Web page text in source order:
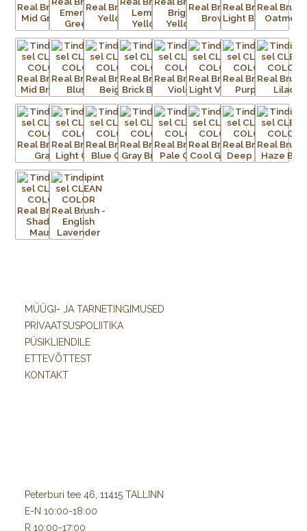
MÜÜGI- JA TARNETINGIMUSED
PRIVAATSUSPOLIITIKA
PÜSIKLIENDILE
ETTEVÕTTEST
KONTAKT
Peterburi tee 46, 11415 TALLINN
E-N 10:00-18:00
R 10:00-17:00